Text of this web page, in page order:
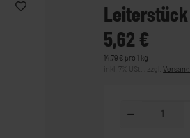
Leiterstück
5,62 €
14,79 € pro 1 kg
inkl. 7% USt. , zzgl.Versand